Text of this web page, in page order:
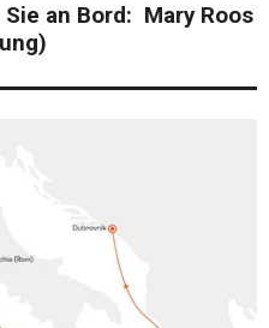
an Bord: Mary Roos